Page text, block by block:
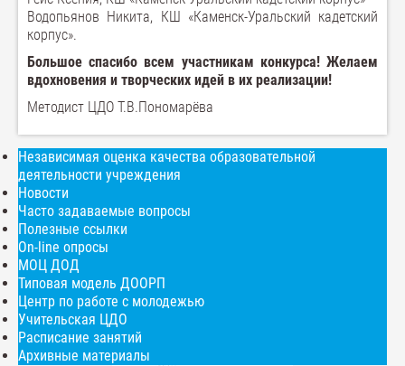
Водопьянов Никита, КШ «Каменск-Уральский кадетский
корпус».
Большое спасибо всем участникам конкурса! Желаем
вдохновения и творческих идей в их реализации!
Методист ЦДО Т.В.Пономарёва
Независимая оценка качества образовательной
деятельности учреждения
Новости
Часто задаваемые вопросы
Полезные ссылки
On-line опросы
МОЦ ДОД
Типовая модель ДООРП
Центр по работе с молодежью
Учительская ЦДО
Расписание занятий
Архивные материалы